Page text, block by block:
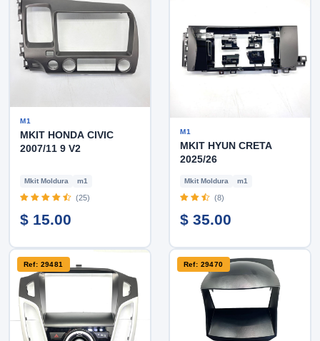
M1
MKIT HONDA CIVIC
2007/11 9 V2
Mkit Moldura m1
(25)
$ 15.00
M1
MKIT HYUN CRETA
2025/26
Mkit Moldura m1
(8)
$ 35.00
Ref: 29481 Ref: 29470